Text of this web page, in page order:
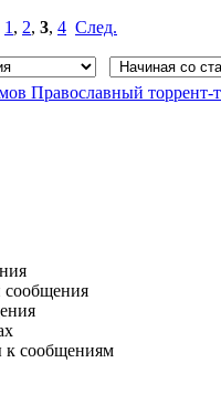
1 , 2, 3, 4 След.
Православный торрент-
сообщения
к сообщениям